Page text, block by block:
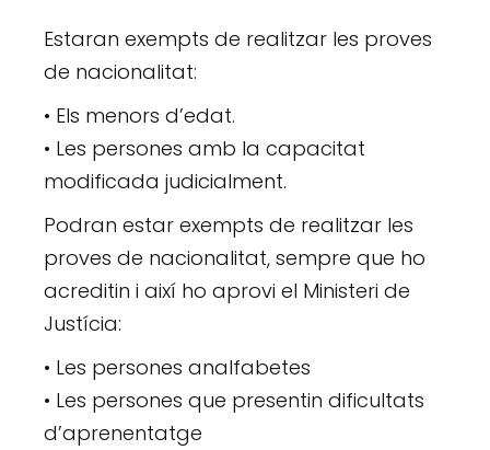
Estaran exempts de realitzar les proves
de nacionalitat:
• Els menors d’edat.
• Les persones amb la capacitat
modificada judicialment.
Podran estar exempts de realitzar les
proves de nacionalitat, sempre que ho
acreditin i així ho aprovi el Ministeri de
Justícia:
• Les persones analfabetes
• Les persones que presentin dificultats
d’aprenentatge